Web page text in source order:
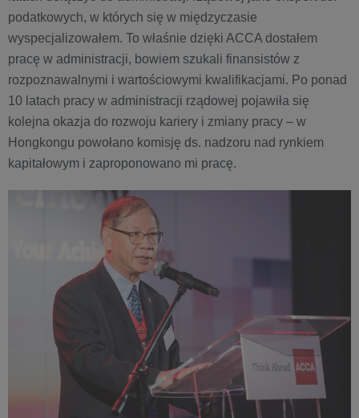
podatkowych, w których się w międzyczasie
wyspecjalizowałem. To właśnie dzięki ACCA dostałem
pracę w administracji, bowiem szukali finansistów z
rozpoznawalnymi i wartościowymi kwalifikacjami. Po ponad
10 latach pracy w administracji rządowej pojawiła się
kolejna okazja do rozwoju kariery i zmiany pracy – w
Hongkongu powołano komisję ds. nadzoru nad rynkiem
kapitałowym i zaproponowano mi pracę.